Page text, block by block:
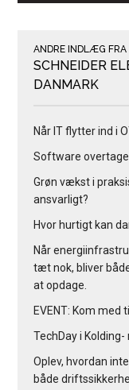
ANDRE INDLÆG FRA
SCHNEIDER
DANMARK
Når IT flytter ind i
Software
Grøn vækst i
ansvarligt?
Hvor hurtigt kan
Når
tæt nok, bliver
at opdage.
EVENT: Kom med
TechDay i
Oplev, hvordan
både